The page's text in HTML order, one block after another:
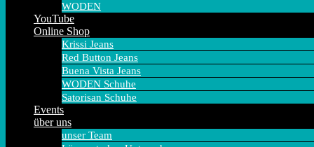
WODEN
YouTube
Online Shop
Krissi Jeans
Red Button Jeans
Buena Vista Jeans
WODEN Schuhe
Satorisan Schuhe
Events
über uns
unser Team